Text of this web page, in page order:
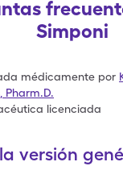
Simponi
médicamente por
Pharm.D.
licenciada
versión